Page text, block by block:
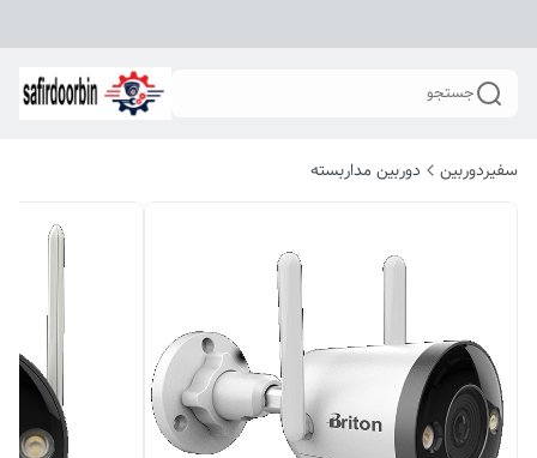
جستجو
سفیردوربین دوربین مداربسته